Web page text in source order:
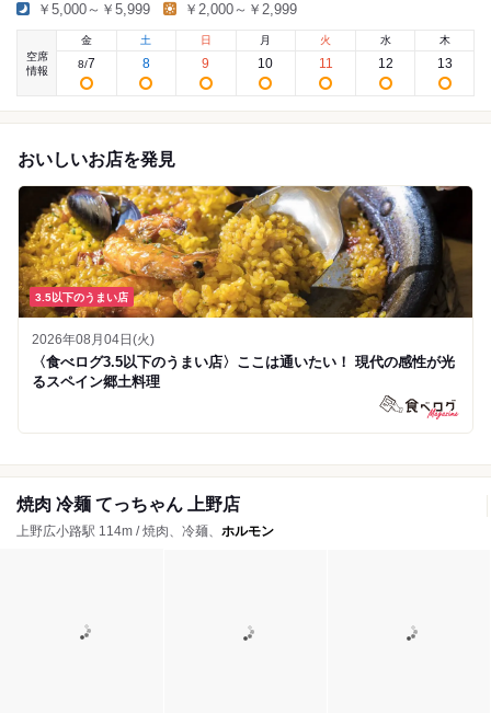
￥5,000～￥5,999 ￥2,000～￥2,999
空席
情報
金
8/7
土
8
日
9
月
10
火
11
水
12
木
13
おいしいお店を発見
3.5以下のうまい店
2026年08月04日(火)
〈食べログ3.5以下のうまい店〉ここは通いたい！ 現代の感性が光
るスペイン郷土料理
焼肉 冷麺 てっちゃん 上野店
上野広小路駅 114m / 焼肉、冷麺、 ホルモン